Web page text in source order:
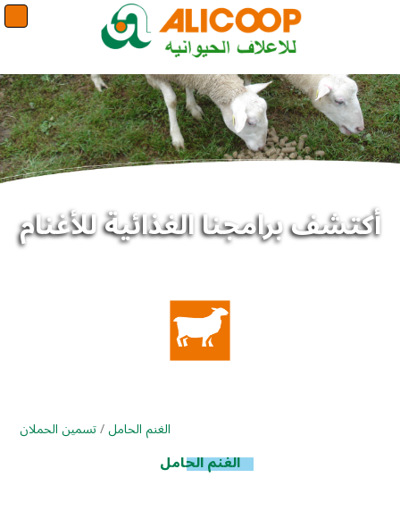
أكتشف برامجنا الغذائية للأغنام
الغنم الحامل/تسمين الحملان
الغنم الحامل